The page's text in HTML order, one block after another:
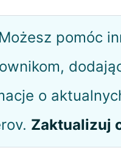
Możesz pomóc
o
Zaktualizuj